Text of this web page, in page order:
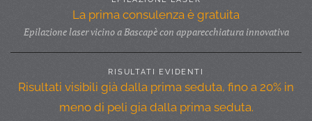
La prima consulenza è gratuita
Epilazione laser vicino a Bascapè con apparecchiatura innovativa
RISULTATI EVIDENTI
Risultati visibili già dalla prima seduta, fino a 20% in
meno di peli gia dalla prima seduta.